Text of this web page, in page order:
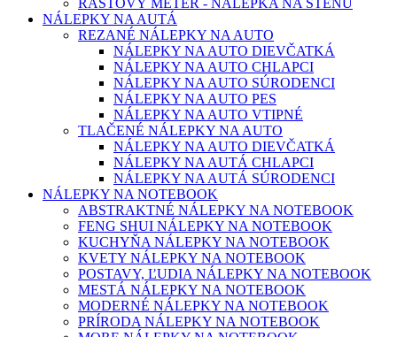
RASTOVÝ METER - NÁLEPKA NA STENU
NÁLEPKY NA AUTÁ
REZANÉ NÁLEPKY NA AUTO
NÁLEPKY NA AUTO DIEVČATKÁ
NÁLEPKY NA AUTO CHLAPCI
NÁLEPKY NA AUTO SÚRODENCI
NÁLEPKY NA AUTO PES
NÁLEPKY NA AUTO VTIPNÉ
TLAČENÉ NÁLEPKY NA AUTO
NÁLEPKY NA AUTO DIEVČATKÁ
NÁLEPKY NA AUTÁ CHLAPCI
NÁLEPKY NA AUTÁ SÚRODENCI
NÁLEPKY NA NOTEBOOK
ABSTRAKTNÉ NÁLEPKY NA NOTEBOOK
FENG SHUI NÁLEPKY NA NOTEBOOK
KUCHYŇA NÁLEPKY NA NOTEBOOK
KVETY NÁLEPKY NA NOTEBOOK
POSTAVY, ĽUDIA NÁLEPKY NA NOTEBOOK
MESTÁ NÁLEPKY NA NOTEBOOK
MODERNÉ NÁLEPKY NA NOTEBOOK
PRÍRODA NÁLEPKY NA NOTEBOOK